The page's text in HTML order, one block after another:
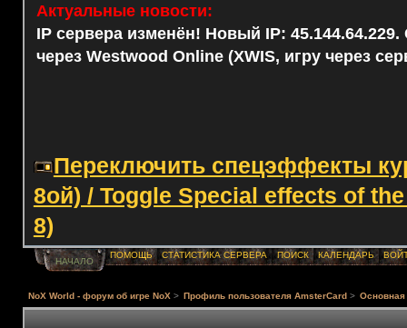
Актуальные новости:
IP сервера изменён! Новый IP: 45.144.64.229.
через Westwood Online (XWIS, игру через
Переключить спецэффекты
8ой) / Toggle Special effects of
8)
НАЧАЛО
ПОМОЩЬ СТАТИСТИКА СЕРВЕРА ПОИСК КАЛЕНДАРЬ
NoX World - форум об игре NoX > Профиль пользователя AmsterCard >